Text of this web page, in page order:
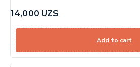
14,000 UZS
Add to cart